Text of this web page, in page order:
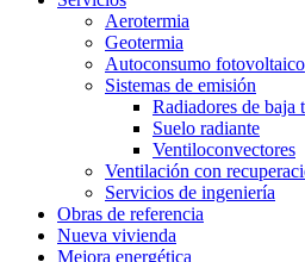
Aerotermia
Geotermia
Autoconsumo fotovoltaico
Sistemas de emisión
Radiadores de baja
Suelo radiante
Ventiloconvectores
Ventilación con
Servicios de ingeniería
Obras de referencia
Nueva vivienda
Mejora energética